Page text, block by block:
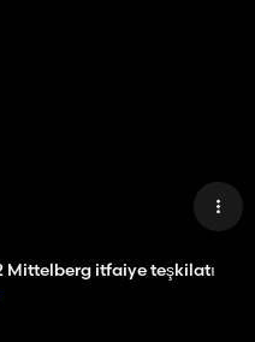
Mittelberg itfaiye teşkilatı